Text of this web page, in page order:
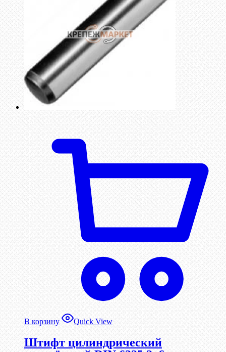
В корзину Quick View
Штифт цилиндрический